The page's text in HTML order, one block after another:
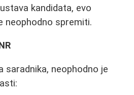
kandidata, evo
neophodno spremiti.
saradnika, neophodno je